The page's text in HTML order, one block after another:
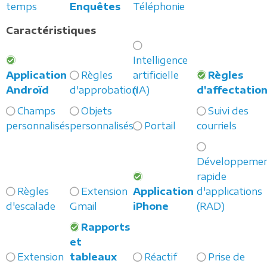
temps
Enquêtes
Téléphonie
Caractéristiques
Application
Androïd
Règles
d'approbation
Intelligence
artificielle
(IA)
Règles
Champs
personnalisés
Objets
personnalisés
Portail
Suivi des
courriels
Règles
d'escalade
Extension
Gmail
Application
iPhone
rapide
d'applications
(RAD)
Extension
Rapports
et
tableaux
Réactif
Prise de